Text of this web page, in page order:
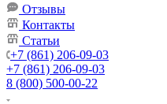
Отзывы
Контакты
Статьи
+7 (861) 206-09-03
+7 (861) 206-09-03
8 (800) 500-00-22